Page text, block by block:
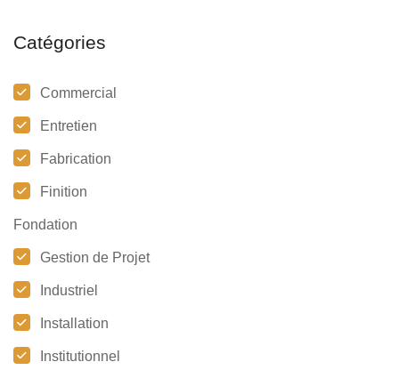
Catégories
Commercial
Entretien
Fabrication
Finition
Fondation
Gestion de Projet
Industriel
Installation
Institutionnel